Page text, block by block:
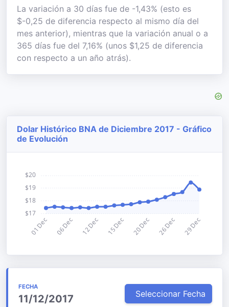
La variación a 30 días fue de -1,43% (esto es
$-0,25 de diferencia respecto al mismo día del
mes anterior), mientras que la variación anual o a
365 días fue del 7,16% (unos $1,25 de diferencia
con respecto a un año atrás).
Dolar Histórico BNA de Diciembre 2017 - Gráfico
de Evolución
FECHA
11/12/2017 Seleccionar Fecha